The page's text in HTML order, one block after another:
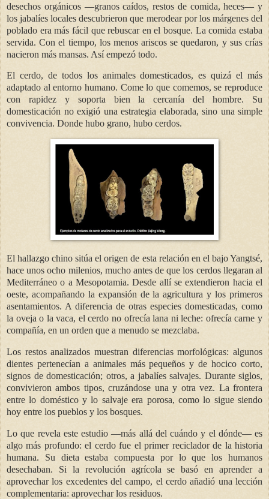
desechos orgánicos —granos caídos, restos de comida, heces— y
los jabalíes locales descubrieron que merodear por los márgenes del
poblado era más fácil que rebuscar en el bosque. La comida estaba
servida. Con el tiempo, los menos ariscos se quedaron, y sus crías
nacieron más mansas. Así empezó todo.
El cerdo, de todos los animales domesticados, es quizá el más
adaptado al entorno humano. Come lo que comemos, se reproduce
con rapidez y soporta bien la cercanía del hombre. Su
domesticación no exigió una estrategia elaborada, sino una simple
convivencia. Donde hubo grano, hubo cerdos.
El hallazgo chino sitúa el origen de esta relación en el bajo Yangtsé,
hace unos ocho milenios, mucho antes de que los cerdos llegaran al
Mediterráneo o a Mesopotamia. Desde allí se extendieron hacia el
oeste, acompañando la expansión de la agricultura y los primeros
asentamientos. A diferencia de otras especies domesticadas, como
la oveja o la vaca, el cerdo no ofrecía lana ni leche: ofrecía carne y
compañía, en un orden que a menudo se mezclaba.
Los restos analizados muestran diferencias morfológicas: algunos
dientes pertenecían a animales más pequeños y de hocico corto,
signos de domesticación; otros, a jabalíes salvajes. Durante siglos,
convivieron ambos tipos, cruzándose una y otra vez. La frontera
entre lo doméstico y lo salvaje era porosa, como lo sigue siendo
hoy entre los pueblos y los bosques.
Lo que revela este estudio —más allá del cuándo y el dónde— es
algo más profundo: el cerdo fue el primer reciclador de la historia
humana. Su dieta estaba compuesta por lo que los humanos
desechaban. Si la revolución agrícola se basó en aprender a
aprovechar los excedentes del campo, el cerdo añadió una lección
complementaria: aprovechar los residuos.